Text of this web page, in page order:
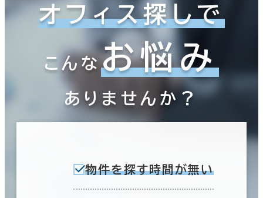
オフィス探しで
こんなお悩み
ありませんか？
物件を探す時間が無い